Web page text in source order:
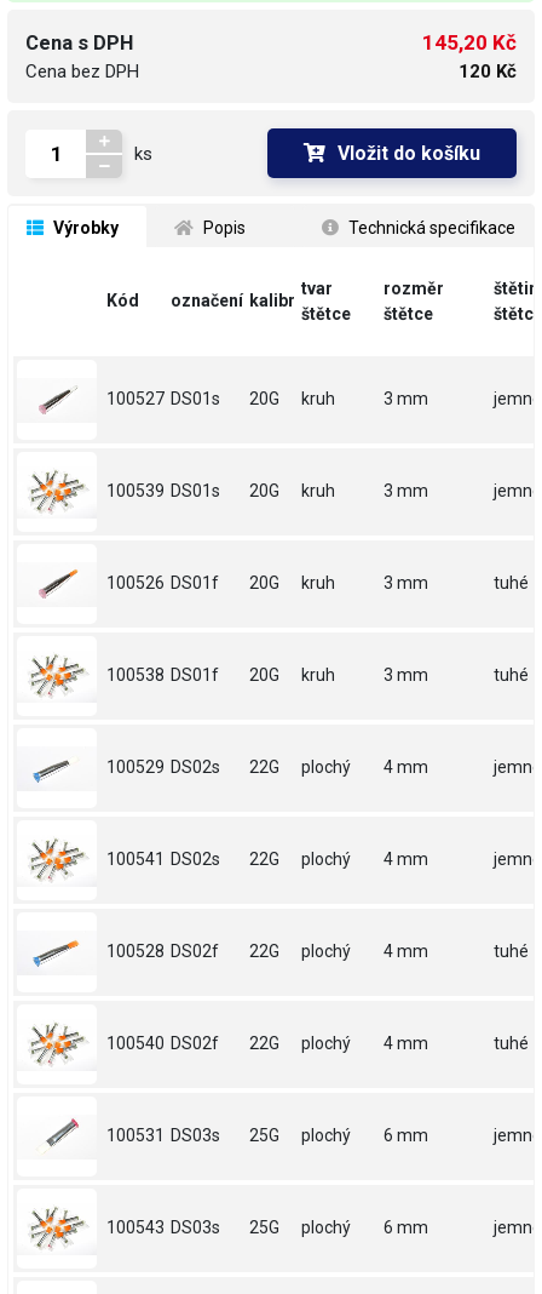
Cena s DPH
Cena bez DPH
145,20 Kč
120 Kč
ks Vložit do košíku
Výrobky Popis Technická specifikace
Kód označení kalibr
tvar
štětce
rozměr
štětce
štětce
100527 DS01s 20G kruh 3 mm jemné
100539 DS01s 20G kruh 3 mm jemné
100526 DS01f 20G kruh 3 mm tuhé
100538 DS01f 20G kruh 3 mm tuhé
100529 DS02s 22G plochý 4 mm jemné
100541 DS02s 22G plochý 4 mm jemné
100528 DS02f 22G plochý 4 mm tuhé
100540 DS02f 22G plochý 4 mm tuhé
100531 DS03s 25G plochý 6 mm jemné
100543 DS03s 25G plochý 6 mm jemné